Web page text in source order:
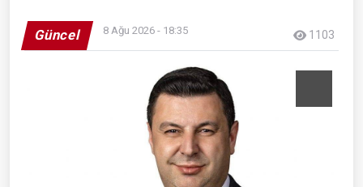
Güncel 8 Ağu 2026 - 18:35 1103